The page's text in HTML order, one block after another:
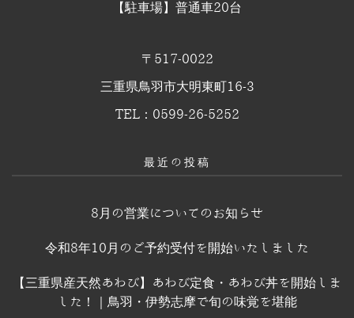
【駐車場】普通車20台
〒517-0022
三重県鳥羽市大明東町16-3
TEL：0599-26-5252
最近の投稿
8月の営業についてのお知らせ
令和8年10月のご予約受付を開始いたしました
【三重県産天然あわび】あわび定食・あわび丼を開始しま
した！｜鳥羽・伊勢志摩で旬の味覚を堪能